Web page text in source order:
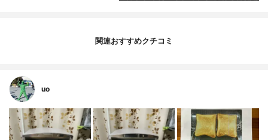
関連おすすめクチコミ
uo